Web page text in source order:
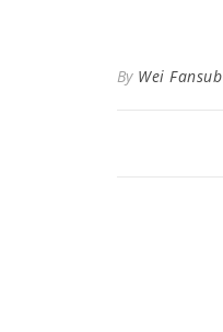
By Wei Fansub